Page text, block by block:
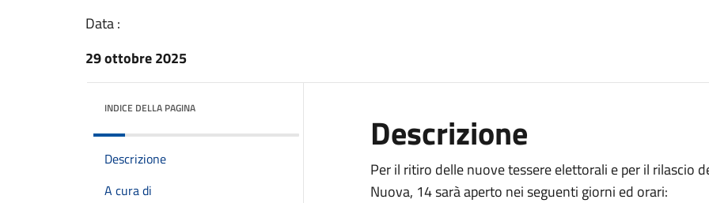
Data :
29 ottobre 2025
INDICE DELLA PAGINA
Descrizione
A cura di
Descrizione
Per il ritiro delle nuove tessere elettorali e per il rilascio
Nuova, 14 sarà aperto nei seguenti giorni ed orari: